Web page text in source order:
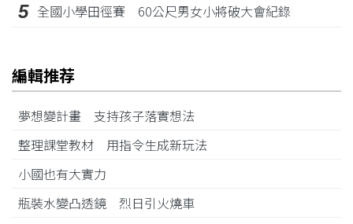
5 全國小學田徑賽 60公尺男女小將破大會紀錄
編輯推荐
夢想變計畫 支持孩子落實想法
整理課堂教材 用指令生成新玩法
小國也有大實力
瓶裝水變凸透鏡 烈日引火燒車